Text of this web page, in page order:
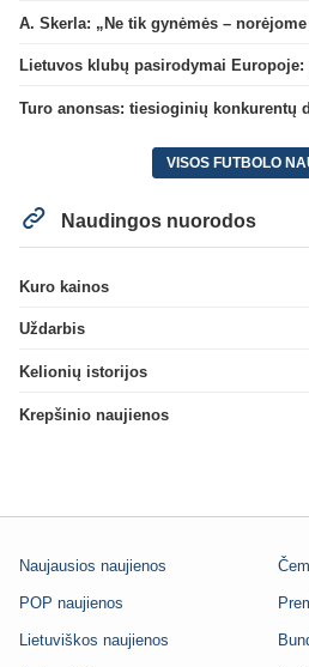
A. Skerla: „Ne tik gynėmės –
Turo anonsas: tiesioginių konkurentų
VISOS FUTBOLO
Naudingos nuorodos
Kuro kainos
Uždarbis
Kelionių istorijos
Krepšinio naujienos
Naujausios naujienos
POP naujienos
Lietuviškos naujienos